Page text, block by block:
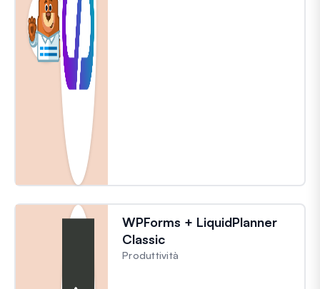
WPForms + LiquidPlanner
Classic
Produttività